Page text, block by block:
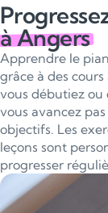
à Angers
Apprendre le
grâce à des
vous débutiez ou
vous avancez
objectifs. Les
leçons sont
progresser